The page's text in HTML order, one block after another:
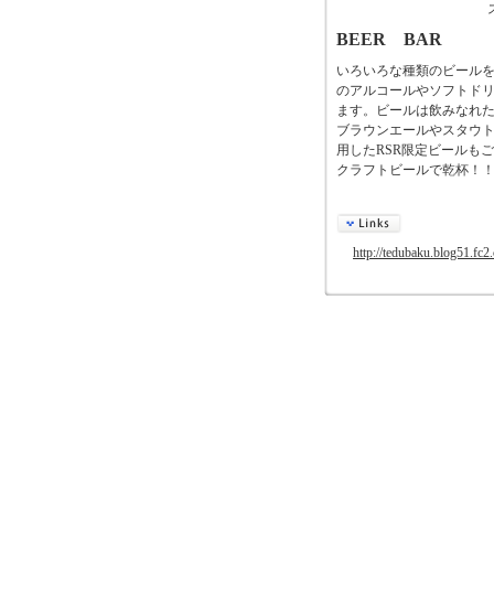
BEER BAR
いろいろな種類のビール
のアルコールやソフトド
ます。ビールは飲みなれ
ブラウンエールやスタウ
用したRSR限定ビールも
クラフトビールで乾杯！！
http://